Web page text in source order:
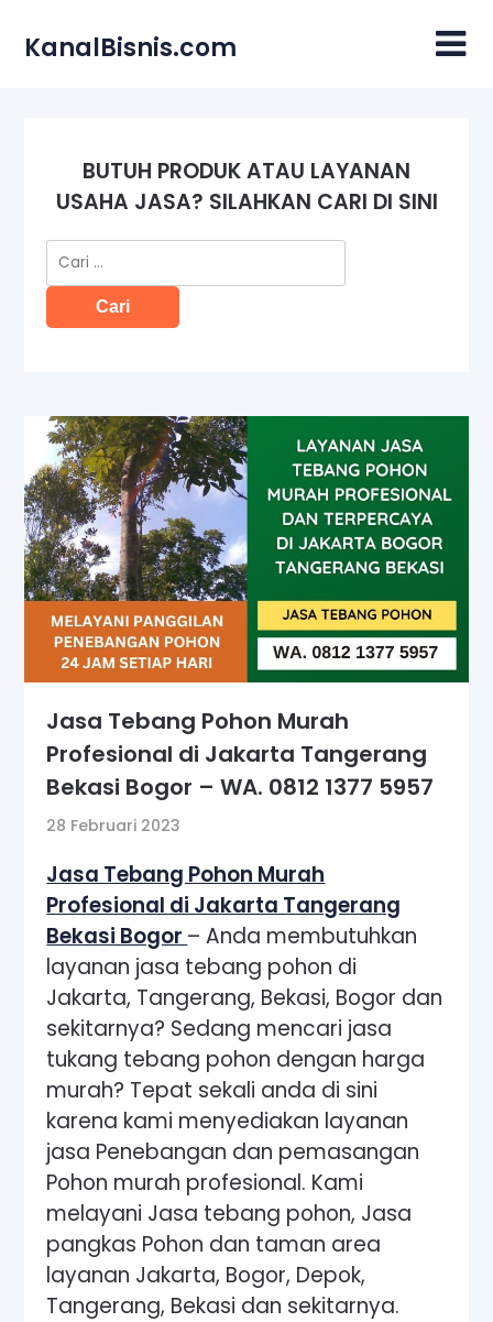
content
KanalBisnis.com
BUTUH PRODUK ATAU LAYANAN
USAHA JASA? SILAHKAN CARI DI SINI
Cari
untuk:
Jasa Tebang Pohon Murah
Profesional di Jakarta Tangerang
Bekasi Bogor – WA. 0812 1377 5957
28 Februari 2023
Jasa Tebang Pohon Murah
Profesional di Jakarta Tangerang
Bekasi Bogor – Anda membutuhkan
layanan jasa tebang pohon di
Jakarta, Tangerang, Bekasi, Bogor dan
sekitarnya? Sedang mencari jasa
tukang tebang pohon dengan harga
murah? Tepat sekali anda di sini
karena kami menyediakan layanan
jasa Penebangan dan pemasangan
Pohon murah profesional. Kami
melayani Jasa tebang pohon, Jasa
pangkas Pohon dan taman area
layanan Jakarta, Bogor, Depok,
Tangerang, Bekasi dan sekitarnya.